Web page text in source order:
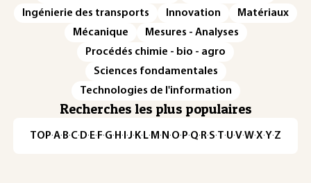
Ingénierie des transports
Innovation
Matériaux
Mécanique
Mesures - Analyses
Procédés chimie - bio - agro
Sciences fondamentales
Technologies de l'information
Recherches les plus populaires
TOP·A·B·C· D· E· F·G· H · ·J· K· L· M · N ·O· P·Q· R·S·T·U·V·W·X·Y·Z